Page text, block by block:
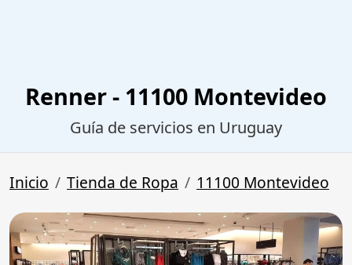
Renner - 11100 Montevideo
Guía de servicios en Uruguay
Inicio Tienda de Ropa 11100 Montevideo